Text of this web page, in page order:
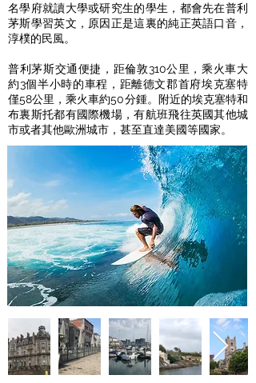
名學府就讀大學或研究生的學生，都會先在普利
茅斯學習英文，原因正是這裏的純正英語口音，
淳樸的民風。
普利茅斯交通便捷，距倫敦310公里，乘火車大
約3個半小時的車程，距離德文郡首府埃克塞特
僅58公里，乘火車約50分鍾。附近的埃克塞特和
布裏斯托都有國際機場，有航班飛往英國其他城
市或者其他歐洲城市，甚至直達美國等國家。